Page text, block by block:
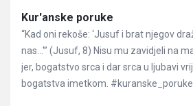
Članci
Kur'anske poruke
“Kad oni rekoše: ‘Jusuf i brat njegov
nas…'” (Jusuf, 8) Nisu mu zavidjeli na
jer, bogatstvo srca i dar srca u ljubavi
bogatstva imetkom. #kuranske_poruke